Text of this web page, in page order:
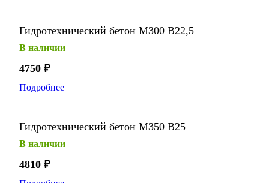
Гидротехнический бетон М300 В22,5
В наличии
4750 ₽
Подробнее
Гидротехнический бетон М350 В25
В наличии
4810 ₽